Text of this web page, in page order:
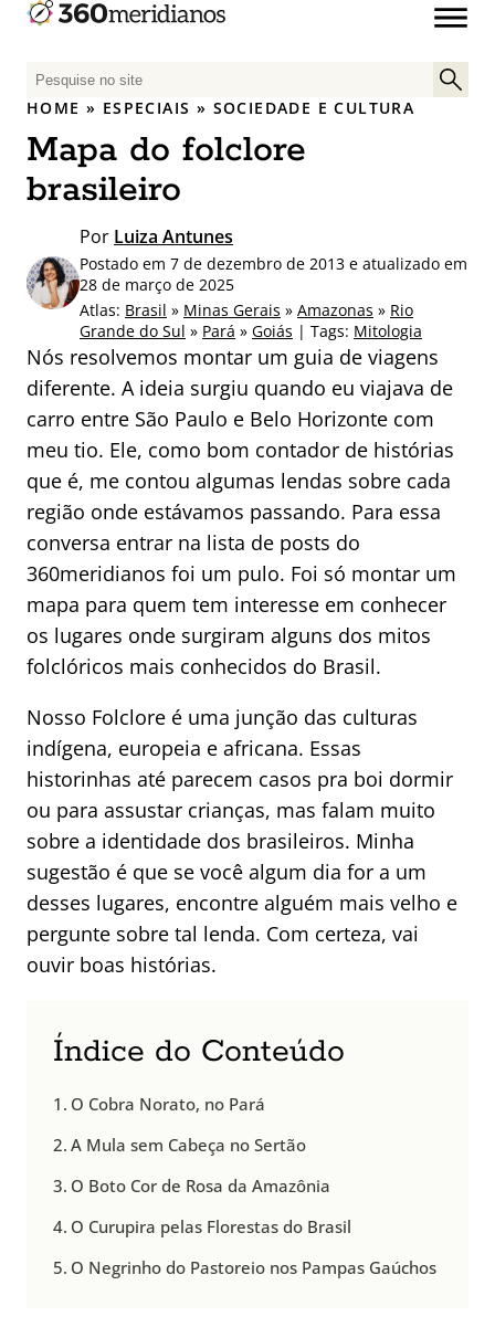
P
e
q
u
i
a
r
p
r
:
HOME » ESPECIAIS » SOCIEDADE E CULTURA
Mapa do folclore
brasileiro
Por Luiza Antunes
Postado em 7 de dezembro de 2013 e atualizado em
28 de março de 2025
Atlas: Brasil » Minas Gerais » Amazonas » Rio
Grande do Sul » Pará » Goiás | Tags: Mitologia
Nós resolvemos montar um guia de viagens
diferente. A ideia surgiu quando eu viajava de
carro entre São Paulo e Belo Horizonte com
meu tio. Ele, como bom contador de histórias
que é, me contou algumas lendas sobre cada
região onde estávamos passando. Para essa
conversa entrar na lista de posts do
360meridianos foi um pulo. Foi só montar um
mapa para quem tem interesse em conhecer
os lugares onde surgiram alguns dos mitos
folclóricos mais conhecidos do Brasil.
Nosso Folclore é uma junção das culturas
indígena, europeia e africana. Essas
historinhas até parecem casos pra boi dormir
ou para assustar crianças, mas falam muito
sobre a identidade dos brasileiros. Minha
sugestão é que se você algum dia for a um
desses lugares, encontre alguém mais velho e
pergunte sobre tal lenda. Com certeza, vai
ouvir boas histórias.
Índice do Conteúdo
O Cobra Norato, no Pará
A Mula sem Cabeça no Sertão
O Boto Cor de Rosa da Amazônia
O Curupira pelas Florestas do Brasil
O Negrinho do Pastoreio nos Pampas Gaúchos